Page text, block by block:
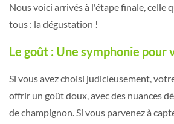
Nous voici arrivés à l'étape finale, celle
tous : la dégustation !
Le goût : Une symphonie pour
Si vous avez choisi judicieusement,
offrir un goût doux, avec des nuances
de champignon. Si vous parvenez à